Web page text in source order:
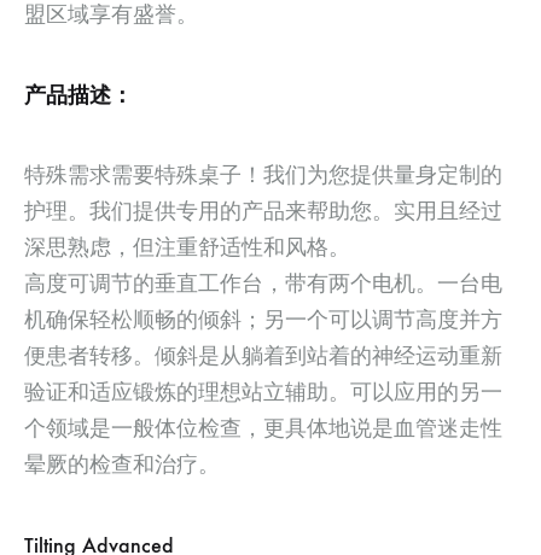
盟区域享有盛誉。
产品描述：
特殊需求需要特殊桌子！我们为您提供量身定制的
护理。我们提供专用的产品来帮助您。实用且经过
深思熟虑，但注重舒适性和风格。
高度可调节的垂直工作台，带有两个电机。一台电
机确保轻松顺畅的倾斜；另一个可以调节高度并方
便患者转移。倾斜是从躺着到站着的神经运动重新
验证和适应锻炼的理想站立辅助。可以应用的另一
个领域是一般体位检查，更具体地说是血管迷走性
晕厥的检查和治疗。
Tilting Advanced